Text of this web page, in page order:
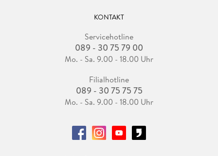
KONTAKT
Servicehotline
089 - 30 75 79 00
Mo. - Sa. 9.00 - 18.00 Uhr
Filialhotline
089 - 30 75 75 75
Mo. - Sa. 9.00 - 18.00 Uhr